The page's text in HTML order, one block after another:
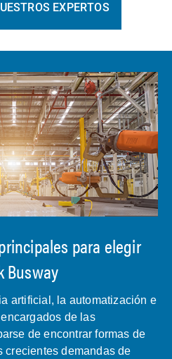
EXPERTOS
para elegir
Busway
artificial, la automatización e
de las
de encontrar formas de
crecientes demandas de